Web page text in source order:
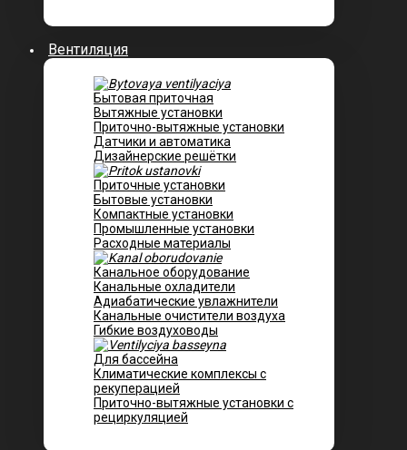
Вентиляция
Бытовая приточная
Вытяжные установки
Приточно-вытяжные установки
Датчики и автоматика
Дизайнерские решётки
Приточные установки
Бытовые установки
Компактные установки
Промышленные установки
Расходные материалы
Канальное оборудование
Канальные охладители
Адиабатические увлажнители
Канальные очистители воздуха
Гибкие воздуховоды
Для бассейна
Климатические комплексы с
рекуперацией
Приточно-вытяжные установки с
рециркуляцией